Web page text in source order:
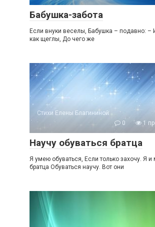
Бабушка-забота
Если внуки веселы, Бабушка – подавно: –
как щеглы, До чего же
Стихи Елены Благининой
0
1
Научу обуваться братца
Я умею обуваться, Если только захочу. Я и
братца Обуваться научу. Вот они